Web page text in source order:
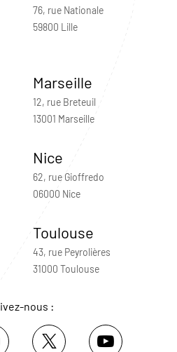
76, rue Nationale
59800 Lille
Marseille
12, rue Breteuil
13001 Marseille
Nice
62, rue Gioffredo
06000 Nice
Toulouse
43, rue Peyrolières
31000 Toulouse
nous :